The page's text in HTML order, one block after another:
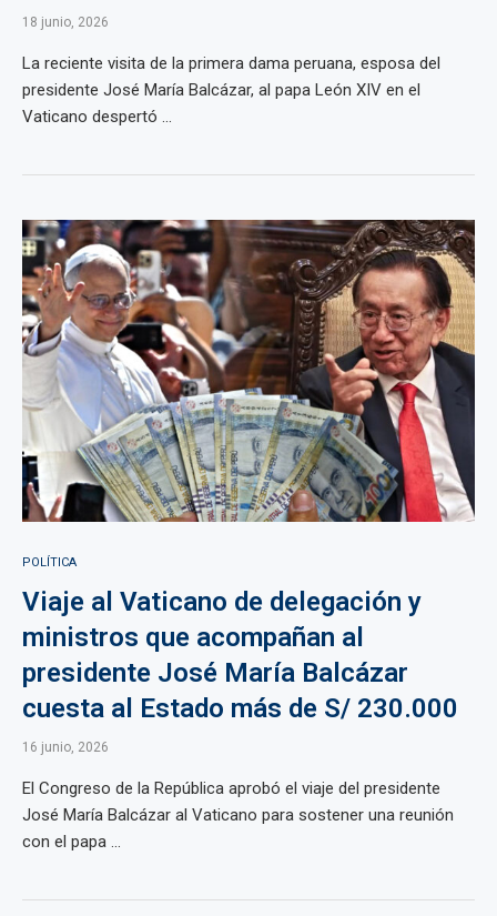
18 junio, 2026
La reciente visita de la primera dama peruana, esposa del
presidente José María Balcázar, al papa León XIV en el
Vaticano despertó ...
POLÍTICA
Viaje al Vaticano de delegación y
ministros que acompañan al
presidente José María Balcázar
cuesta al Estado más de S/ 230.000
16 junio, 2026
El Congreso de la República aprobó el viaje del presidente
José María Balcázar al Vaticano para sostener una reunión
con el papa ...